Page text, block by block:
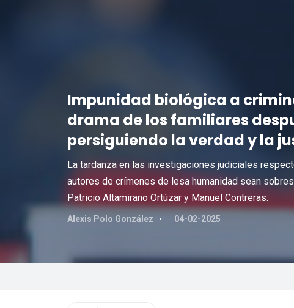
Impunidad biológica a
drama de los familiares
persiguiendo la verdad y la
La tardanza en las investigaciones judiciales
autores de crímenes de lesa humanidad sean
Patricio Altamirano Ortúzar y Manuel Contreras.
Alexis Polo González 04-02-2025